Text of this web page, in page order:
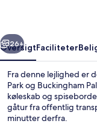
Næste
26+
OversigtFaciliteter
Fra denne lejlighed er
Park og Buckingham
køleskab og
gåtur fra offentlig
minutter derfra.